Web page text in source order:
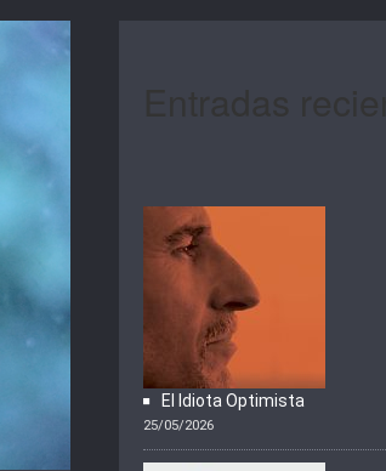
El Idiota Optimista
25/05/2026